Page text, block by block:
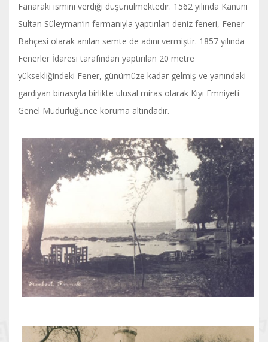
Fanaraki ismini verdiği düşünülmektedir. 1562 yılında Kanuni
Sultan Süleyman’ın fermanıyla yaptırılan deniz feneri, Fener
Bahçesi olarak anılan semte de adını vermiştir. 1857 yılında
Fenerler İdaresi tarafından yaptırılan 20 metre
yüksekliğindeki Fener, günümüze kadar gelmiş ve yanındaki
gardiyan binasıyla birlikte ulusal miras olarak Kıyı Emniyeti
Genel Müdürlüğünce koruma altındadır.